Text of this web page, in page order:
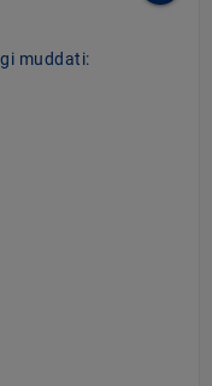
muddati: